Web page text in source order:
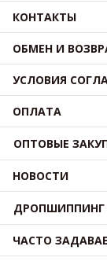
КОНТАКТЫ
ОБМЕН И
УСЛОВИЯ
ОПЛАТА
ОПТОВЫЕ
НОВОСТИ
ДРОПШИППИНГ
ЧАСТО